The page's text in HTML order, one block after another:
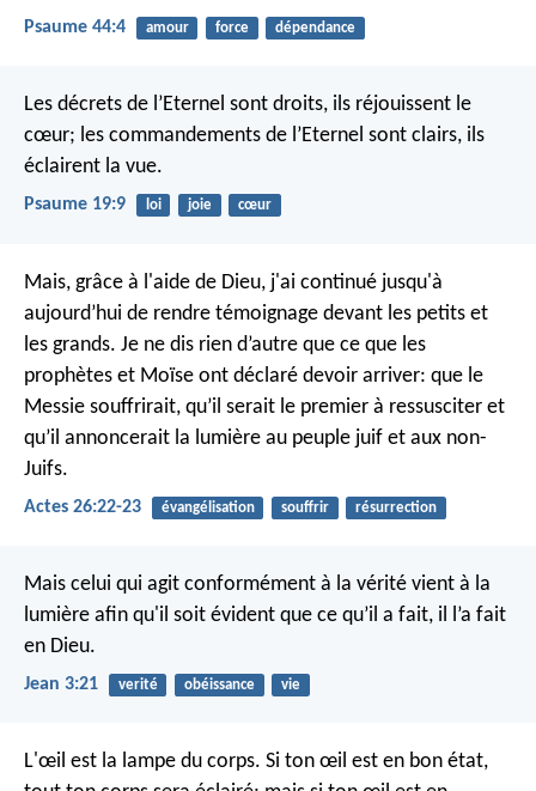
Psaume 44:4 amour force dépendance
Les décrets de l’Eternel sont droits, ils réjouissent le
cœur; les commandements de l’Eternel sont clairs, ils
éclairent la vue.
Psaume 19:9 loi joie cœur
Mais, grâce à l'aide de Dieu, j'ai continué jusqu'à
aujourd’hui de rendre témoignage devant les petits et
les grands. Je ne dis rien d’autre que ce que les
prophètes et Moïse ont déclaré devoir arriver: que le
Messie souffrirait, qu’il serait le premier à ressusciter et
qu’il annoncerait la lumière au peuple juif et aux non-
Juifs.
Actes 26:22-23 évangélisation souffrir résurrection
Mais celui qui agit conformément à la vérité vient à la
lumière afin qu'il soit évident que ce qu’il a fait, il l’a fait
en Dieu.
Jean 3:21 verité obéissance vie
L'œil est la lampe du corps. Si ton œil est en bon état,